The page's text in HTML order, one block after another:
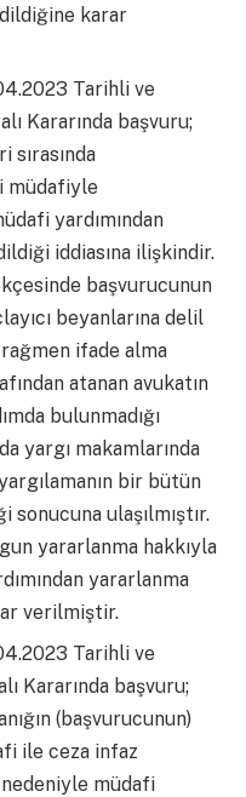
karar
Tarihli ve
Kararında başvuru;
müdafiyle
yardımından
iddiasına ilişkindir.
başvurucunun
beyanlarına delil
rağmen ifade alma
atanan avukatın
bulunmadığı
yargı makamlarında
bir bütün
ulaşılmıştır.
yararlanma hakkıyla
yararlanma
verilmiştir.
Tarihli ve
Kararında başvuru;
(başvurucunun)
ile ceza infaz
müdafi